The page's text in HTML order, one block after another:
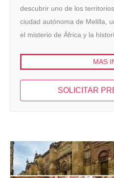
descubrir uno de los
ciudad autónoma de Melilla,
el misterio de África y la
MAS
SOLICITAR